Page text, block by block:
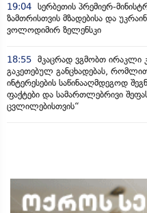
19:04 სერბეთის პრემიერ-
ზამთრისთვის მზადებისა და
ვოლოდიმირ ზელენსკი
18:55 მკაცრად ვგმობთ ირაკლი
გაკეთებულ განცხადებას,
ინტერესების საწინააღმდეგოდ
ფაქტები და სამართლებრივი
ცვლილებისთვის“